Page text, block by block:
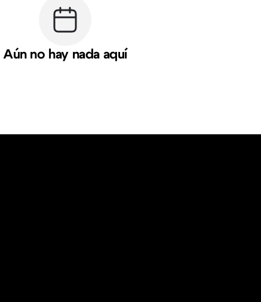
Aún no hay nada aquí